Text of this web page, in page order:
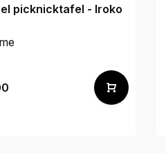
picknicktafel - Iroko